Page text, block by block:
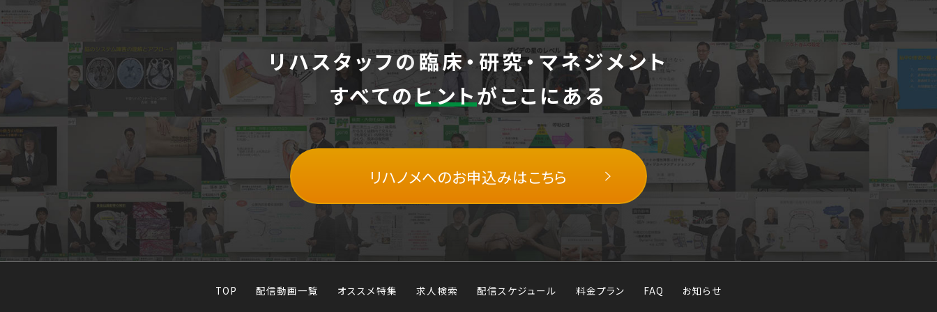
リハスタッフの臨床・研究・マネジメント
すべてのヒントがここにある
リハノメへのお申込みはこちら
TOP 配信動画一覧 オススメ特集 求人検索 配信スケジュール 料金プラン FAQ お知らせ